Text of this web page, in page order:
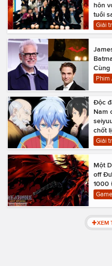
hôn
tuổi
Giải
Cùng
Phim
Độc
Nam
chốt
Giải
Một
off
1000
XEM